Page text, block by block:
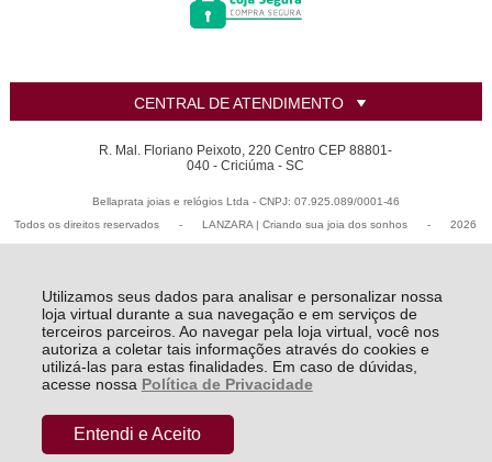
Utilizamos seus dados para analisar e personalizar nossa
loja virtual durante a sua navegação e em serviços de
terceiros parceiros. Ao navegar pela loja virtual, você nos
autoriza a coletar tais informações através do cookies e
utilizá-las para estas finalidades. Em caso de dúvidas,
acesse nossa Política de Privacidade
Entendi e Aceito
CENTRAL DE ATENDIMENTO
R. Mal. Floriano Peixoto, 220 Centro CEP 88801-
040 - Criciúma - SC
Bellaprata joias e relógios Ltda - CNPJ: 07.925.089/0001-46
Todos os direitos reservados
- LANZARA | Criando sua joia dos sonhos - 2026